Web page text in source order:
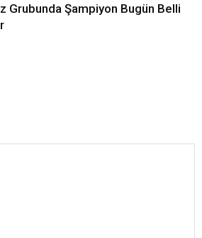
Grubunda Şampiyon Bugün Belli